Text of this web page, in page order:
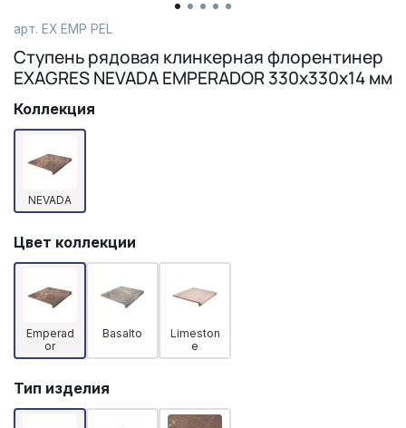
арт. EX EMP PEL
Ступень рядовая клинкерная флорентинер
EXAGRES NEVADA EMPERADOR 330х330х14 мм
Коллекция
NEVADA
Цвет коллекции
Emperad
or
Basalto
Limeston
e
Тип изделия